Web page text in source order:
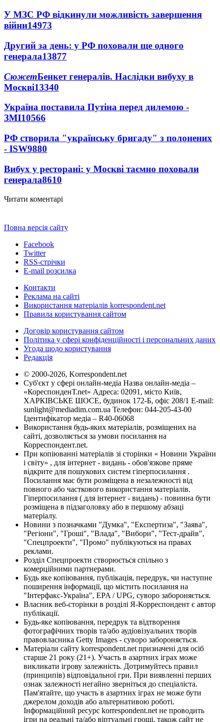
У МЗС РФ відкинули можливість завершення
війни14973
Другий за день: у РФ поховали ще одного
генерала13877
СюжетБенкет генералів. Наслідки вибуху в
Москві13340
Україна поставила Путіна перед дилемою -
ЗМІ10566
РФ створила "українську бригаду" з полонених
- ISW9880
Вибух у ресторані: у Москві таємно поховали
генерала8610
Читати коментарі
Повна версія сайту
Facebook
Twitter
RSS-стрічки
E-mail розсилка
Контакти
Реклама на сайті
Використання матеріалів korrespondent.net
Правила користування сайтом
Договір користування сайтом
Політика у сфері конфіденційності і персональних даних
Угода щодо користування
Редакція
© 2000-2026, Korrespondent.net
Суб'єкт у сфері онлайн-медіа Назва онлайн-медіа –
«КореспонденТ.net» Адреса: 02091, місто Київ,
ХАРКІВСЬКЕ ШОСЕ, будинок 172-Б, офіс 208/1 E-mail:
sunlight@mediadim.com.ua Телефон: 044-205-43-00
Ідентифікатор медіа – R40-06068
Використання будь-яких матеріалів, розміщених на
сайті, дозволяється за умови посилання на
Корреспондент.net.
При копіюванні матеріалів зі сторінки « Новини України
і світу» , для інтернет - видань - обов'язкове пряме
відкрите для пошукових систем гіперпосилання .
Посилання має бути розміщена в незалежності від
повного або часткового використання матеріалів.
Гіперпосилання ( для інтернет - видань) - повинна бути
розміщена в підзаголовку або в першому абзаці
матеріалу.
Новини з позначками "Думка", "Експертиза", "Заява",
"Регіони", "Гроші", "Влада", "Вибори", "Тест-драйв",
"Спецпроекти", "Промо" публікуються на правах
реклами.
Розділ Спецпроекти створюється спільно з
комерційними партнерами.
Будь яке копіювання, публікація, передрук, чи наступне
поширення інформації, що містить посилання на
"Інтерфакс-Україна", EPA / UPG, суворо забороняється.
Власник веб-сторінки в розділі Я-Корреспондент є автор
публікації.
Будь-яке копіювання, передрук та відтворення
фотографічних творів та/або аудіовізуальних творів
правовласника Getty Images - суворо забороняється.
Матеріали сайту korrespondent.net призначені для осіб
старше 21 року (21+). Участь в азартних іграх може
викликати ігрову залежність. Дотримуйтесь правил
(принципів) відповідальної гри. При виявленні перших
ознак залежності негайно зверніться до спеціаліста.
Пам'ятайте, що участь в азартних іграх не може бути
джерелом доходів або альтернативою роботі.
Інформаційний ресурс korrespondent.net не проводить
ігри на реальні та/або віртуальні гроші, також сайт не